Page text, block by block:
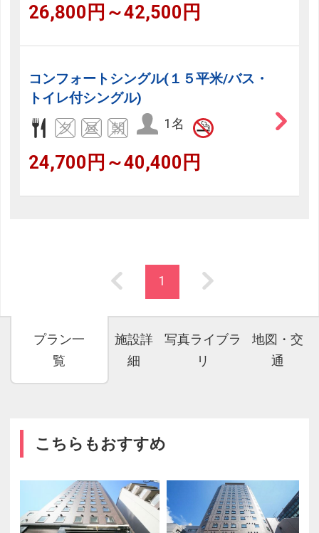
26,800円～42,500円
コンフォートシングル(１５平米/バス・
トイレ付シングル)
1名
24,700円～40,400円
1
プラン一
覧
施設詳
細
写真ライブラ
リ
地図・交
通
こちらもおすすめ